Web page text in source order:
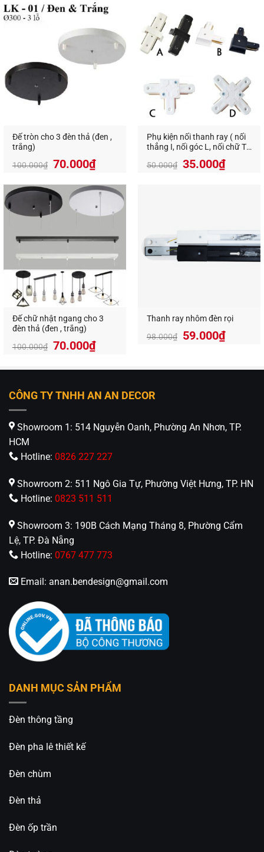
Đế tròn cho 3 đèn thả (đen ,
trắng)
100.000₫ Giá
là:
100.000₫.
70.000₫Giá
hiện
tại
là:
70.000₫.
Phụ kiện nối thanh ray ( nối
thẳng I, nối góc L, nối chữ T,
50.000₫ 35.000₫
Đế chữ nhật ngang cho 3
đèn thả (đen , trắng)
100.000₫ Giá
là:
70.000₫Giá
tại
70.000₫.
Thanh ray nhôm đèn rọi
98.000₫ 59.000₫
CÔNG TY TNHH AN AN DECOR
Showroom 1: 514 Nguyễn Oanh, Phường An Nhơn, TP.
HCM
Hotline: 0826 227 227
Showroom 2: 511 Ngô Gia Tự, Phường Việt Hưng, TP. HN
Hotline: 0823 511 511
Showroom 3: 190B Cách Mạng Tháng 8, Phường Cẩm
Lệ, TP. Đà Nẵng
Hotline: 0767 477 773
Email: anan.bendesign@gmail.com
DANH MỤC SẢN PHẨM
Đèn thông tầng
Đèn pha lê thiết kế
Đèn chùm
Đèn thả
Đèn ốp trần